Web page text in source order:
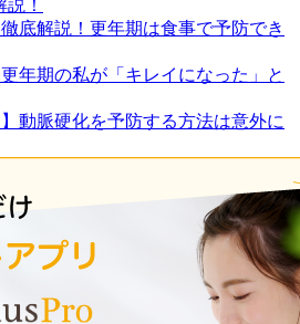
！
底解説！更年期は食事で予防でき
年期の私が「キレイになった」と
動脈硬化を予防する方法は意外に